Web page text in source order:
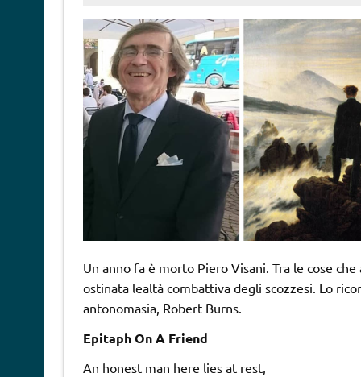
Un anno fa è morto Piero Visani. Tra le cose che
ostinata lealtà combattiva degli scozzesi. Lo
antonomasia, Robert Burns.
Epitaph On A Friend
An honest man here lies at rest,